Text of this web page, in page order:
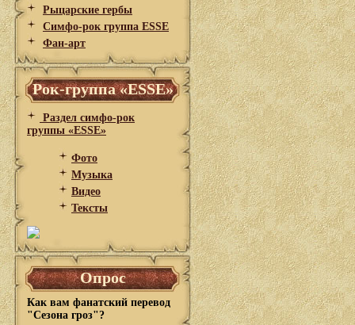
Рыцарские гербы
Симфо-рок группа ESSE
Фан-арт
Рок-группа «ESSE»
Раздел симфо-рок
группы «ESSE»
Фото
Музыка
Видео
Тексты
Опрос
Как вам фанатский перевод
"Сезона гроз"?